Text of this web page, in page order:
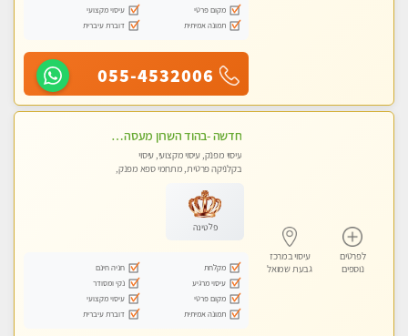
מקום פרטי
עיסוי מקצועי
תמונה אמיתית
דוברת עיברית
055-4532006
לפרטים
נוספים
עיסוי במרכז
גבעת שמואל
חדשה -בהוד השרון מעסה איכותית מפנקת ומקצועית לעיסוי חלומי .....
עיסוי מפנק, עיסוי מקצועי, עיסוי
בקלניקה פרטית, מתחמי ספא מפנק,
פלטינה
מקלחת
חניה חינם
עיסוי מרגיע
נקי ומסודר
מקום פרטי
עיסוי מקצועי
תמונה אמיתית
דוברת עיברית